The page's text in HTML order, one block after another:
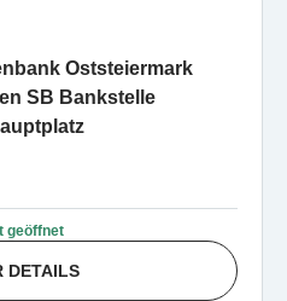
Oststeiermark
SB Bankstelle
geöffnet
DETAILS